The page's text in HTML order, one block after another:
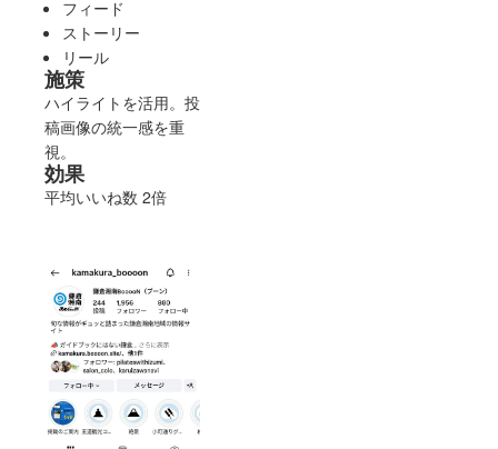
フィード
ストーリー
リール
施策
ハイライトを活用。投
稿画像の統一感を重
視。
効果
平均いいね数 2倍